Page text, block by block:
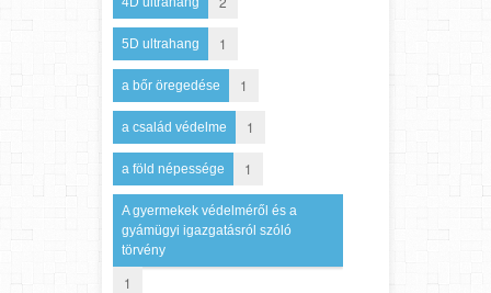
5D ultrahang 1
a bőr öregedése 1
a család védelme 1
a föld népessége 1
A gyermekek védelméről és a
gyámügyi igazgatásról szóló
törvény
1